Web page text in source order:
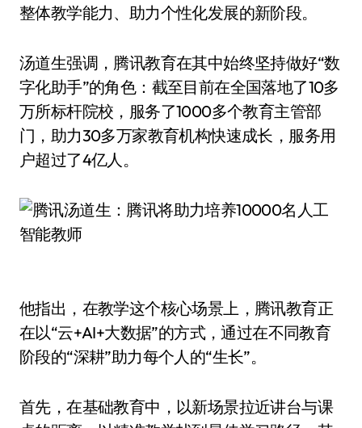
整体教学能力、助力个性化发展的新阶段。
汤道生强调，腾讯教育在其中始终坚持做好“数
字化助手”的角色：截至目前在全国落地了10多
万所标杆院校，服务了1000多个教育主管部
门，助力30多万家教育机构快速成长，服务用
户超过了4亿人。
他指出，在教学这个核心场景上，腾讯教育正
在以“云+AI+大数据”的方式，通过在不同教育
阶段的“深耕”助力每个人的“生长”。
首先，在基础教育中，以新场景拉近讲台与课